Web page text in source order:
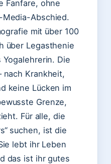
Fanfare, ohne
Media-Abschied.
mit über 100
über Legasthenie
Die
nach Krankheit,
keine Lücken im
Grenze,
Für alle, die
suchen, ist die
lebt ihr Leben
das ist ihr gutes